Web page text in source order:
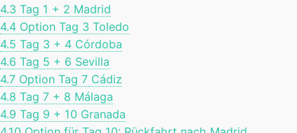
4.3 Tag 1 + 2 Madrid
4.4 Option Tag 3 Toledo
4.5 Tag 3 + 4 Córdoba
4.6 Tag 5 + 6 Sevilla
4.7 Option Tag 7 Cádiz
4.8 Tag 7 + 8 Málaga
4.9 Tag 9 + 10 Granada